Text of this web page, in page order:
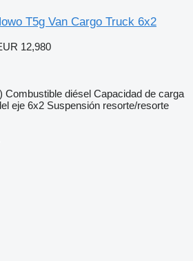
T5g Van Cargo Truck 6x2
12,980
Combustible diésel Capacidad de carga
eje 6x2 Suspensión resorte/resorte